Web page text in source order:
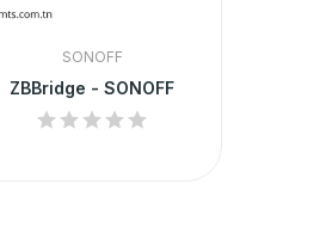
SONOFF
ZBBridge - SONOFF